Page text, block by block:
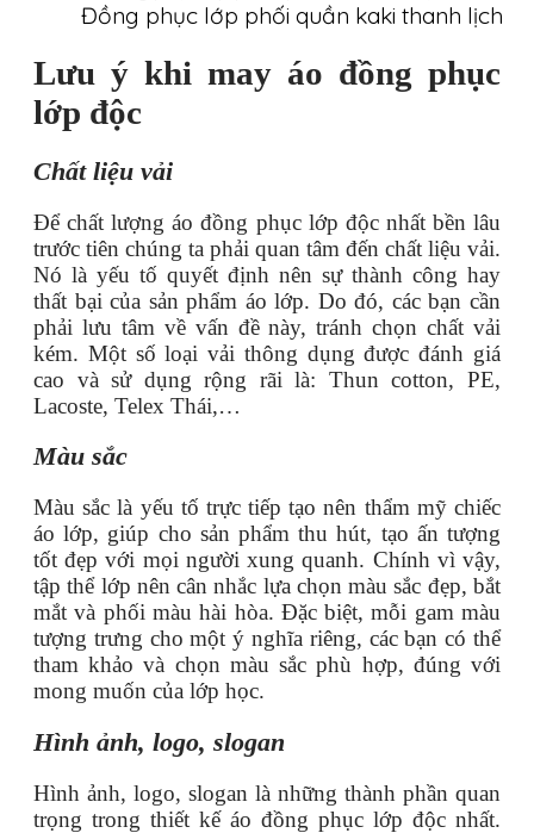
Đồng phục lớp phối quần kaki thanh lịch
Lưu ý khi may áo đồng phục
lớp độc
Chất liệu vải
Để chất lượng áo đồng phục lớp độc nhất bền lâu
trước tiên chúng ta phải quan tâm đến chất liệu vải.
Nó là yếu tố quyết định nên sự thành công hay
thất bại của sản phẩm áo lớp. Do đó, các bạn cần
phải lưu tâm về vấn đề này, tránh chọn chất vải
kém. Một số loại vải thông dụng được đánh giá
cao và sử dụng rộng rãi là: Thun cotton, PE,
Lacoste, Telex Thái,…
Màu sắc
Màu sắc là yếu tố trực tiếp tạo nên thẩm mỹ chiếc
áo lớp, giúp cho sản phẩm thu hút, tạo ấn tượng
tốt đẹp với mọi người xung quanh. Chính vì vậy,
tập thể lớp nên cân nhắc lựa chọn màu sắc đẹp, bắt
mắt và phối màu hài hòa. Đặc biệt, mỗi gam màu
tượng trưng cho một ý nghĩa riêng, các bạn có thể
tham khảo và chọn màu sắc phù hợp, đúng với
mong muốn của lớp học.
Hình ảnh, logo, slogan
Hình ảnh, logo, slogan là những thành phần quan
trọng trong thiết kế áo đồng phục lớp độc nhất.